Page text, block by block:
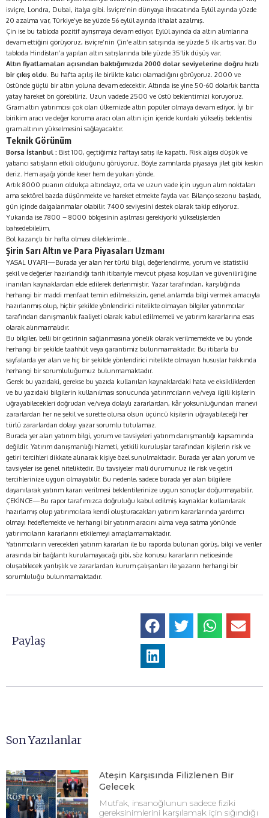
isviçre, Londra, Dubai, italya gibi. İsviçre’nin dünyaya ihracatında Eylül ayında yüzde
20 azalma var, Türkiye’ye ise yüzde 56 eylül ayında ithalat azalmış.
Çin ise bu tabloda pozitif ayrışmaya devam ediyor, Eylül ayında da altın alımlarına
devam ettiğini görüyoruz, isviçre’nin Çin’e altın satışında ise yüzde 5 ilk artış var. Bu
tabloda Hindistan’a yapılan altın satışlarında bile yüzde 35’lik düşüş var.
Altın fiyatlamaları açısından baktığımızda 2000 dolar seviyelerine doğru hızlı
bir çıkış oldu. Bu hafta açılış ile birlikte kalıcı olamadığını görüyoruz. 2000 ve
üstünde güçlü bir altın yoluna devam edecektir. Altında ise yine 50-60 dolarlık bantta
yatay hareket ön görebiliriz. Uzun vadede 2500 ve üstü beklentimizi koruyoruz.
Gram altın yatırımcısı çok olan ülkemizde altın popüler olmaya devam ediyor. İyi bir
birikim aracı ve değer koruma aracı olan altın için içeride kurdaki yükseliş beklentisi
gram altının yükselmesini sağlayacaktır.
Teknik Görünüm
Borsa İstanbul : Bist 100, geçtiğimiz haftayı satış ile kapattı. Risk algısı düşük ve
yabancı satışların etkili olduğunu görüyoruz. Böyle zamnlarda piyasaya jilet gibi keskin
deriz. Hem aşağı yönde keser hem de yukarı yönde.
Artık 8000 puanın oldukça altındayız, orta ve uzun vade için uygun alım noktaları
ama sektörel bazda düşünmekte ve hareket etmekte fayda var. Bilanço sezonu başladı,
gün içinde dalgalanmalar olabilir. 7400 seviyesini destek olarak takip ediyoruz.
Yukarıda ise 7800 – 8000 bölgesinin aşılması gerekiyorki yükselişlerden
bahsedebilelim.
Bol kazançlı bir hafta olması dileklerimle…
Şirin Sarı Altın ve Para Piyasaları Uzmanı
YASAL UYARI—Burada yer alan her türlü bilgi, değerlendirme, yorum ve istatistiki
şekil ve değerler hazırlandığı tarih itibariyle mevcut piyasa koşulları ve güvenilirliğine
inanılan kaynaklardan elde edilerek derlenmiştir. Yazar tarafından, karşılığında
herhangi bir maddi menfaat temin edilmeksizin, genel anlamda bilgi vermek amacıyla
hazırlanmış olup, hiçbir şekilde yönlendirici nitelikte olmayan bilgiler yatırımcılar
tarafından danışmanlık faaliyeti olarak kabul edilmemeli ve yatırım kararlarına esas
olarak alınmamalıdır.
Bu bilgiler, belli bir getirinin sağlanmasına yönelik olarak verilmemekte ve bu yönde
herhangi bir şekilde taahhüt veya garantimiz bulunmamaktadır. Bu itibarla bu
sayfalarda yer alan ve hiç bir şekilde yönlendirici nitelikte olmayan hususlar hakkında
herhangi bir sorumluluğumuz bulunmamaktadır.
Gerek bu yazıdaki, gerekse bu yazıda kullanılan kaynaklardaki hata ve eksikliklerden
ve bu yazıdaki bilgilerin kullanılması sonucunda yatırımcıların ve/veya ilgili kişilerin
uğrayabilecekleri doğrudan ve/veya dolaylı zararlardan, kâr yoksunluğundan manevi
zararlardan her ne şekil ve surette olursa olsun üçüncü kişilerin uğrayabileceği her
türlü zararlardan dolayı yazar sorumlu tutulamaz.
Burada yer alan yatırım bilgi, yorum ve tavsiyeleri yatırım danışmanlığı kapsamında
değildir. Yatırım danışmanlığı hizmeti, yetkili kuruluşlar tarafından kişilerin risk ve
getiri tercihleri dikkate alınarak kişiye özel sunulmaktadır. Burada yer alan yorum ve
tavsiyeler ise genel niteliktedir. Bu tavsiyeler mali durumunuz ile risk ve getiri
tercihlerinize uygun olmayabilir. Bu nedenle, sadece burada yer alan bilgilere
dayanılarak yatırım kararı verilmesi beklentilerinize uygun sonuçlar doğurmayabilir.
ÇEKİNCE—Bu rapor tarafımızca doğruluğu kabul edilmiş kaynaklar kullanılarak
hazırlamış olup yatırımcılara kendi oluşturacakları yatırım kararlarında yardımcı
olmayı hedeflemekte ve herhangi bir yatırım aracını alma veya satma yönünde
yatırımcıların kararlarını etkilemeyi amaçlamamaktadır.
Yatırımcıların verecekleri yatırım kararları ile bu raporda bulunan görüş, bilgi ve veriler
arasında bir bağlantı kurulamayacağı gibi, söz konusu kararların neticesinde
oluşabilecek yanlışlık ve zararlardan kurum çalışanları ile yazarın herhangi bir
sorumluluğu bulunmamaktadır.
Paylaş
Son Yazılanlar
Ateşin Karşısında Filizlenen Bir
Gelecek
Mutfak, insanoğlunun sadece fiziki
gereksinimlerini karşılamak için sığındığı